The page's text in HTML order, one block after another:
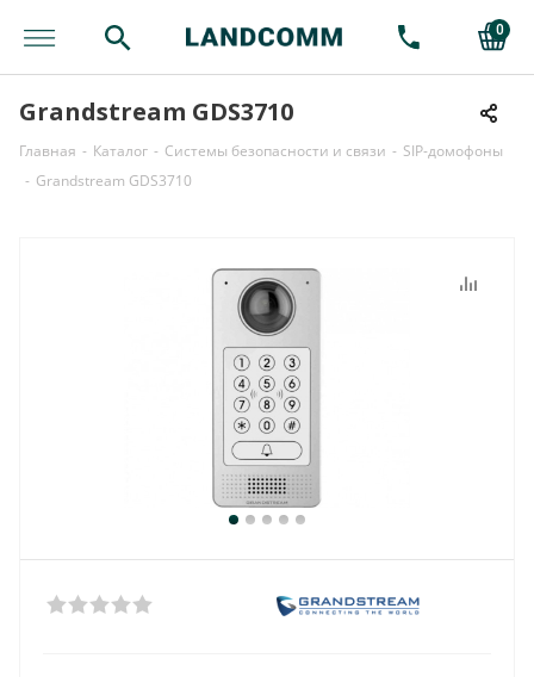
0
Grandstream GDS3710
Главная - Каталог - Системы безопасности и связи - SIP-домофоны
- Grandstream GDS3710